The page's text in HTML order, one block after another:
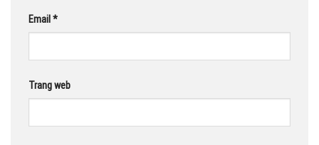
Email *
Trang web